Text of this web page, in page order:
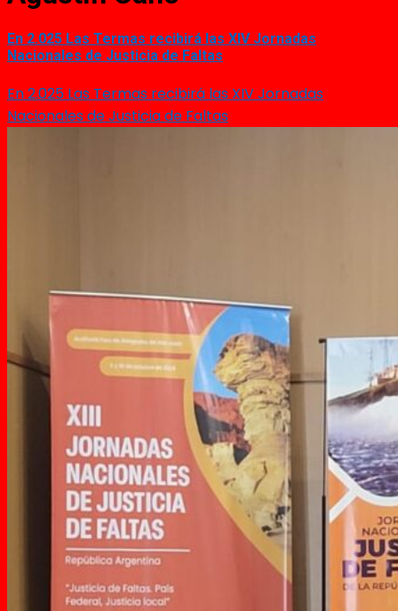
En 2.025 Las Termas recibirá las XIV Jornadas
Nacionales de Justicia de Faltas
En 2.025 Las Termas recibirá las XIV Jornadas
Nacionales de Justicia de Faltas